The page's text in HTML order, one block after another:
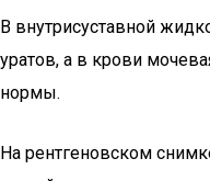
В внутрисуставной
уратов, а в крови
нормы.
На рентгеновском